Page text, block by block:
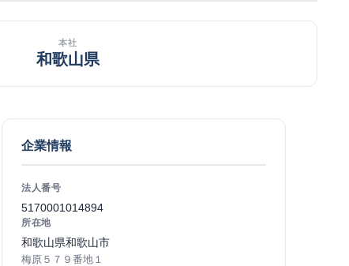
本社
和歌山県
企業情報
法人番号
5170001014894
所在地
和歌山県和歌山市
梅原５７９番地１